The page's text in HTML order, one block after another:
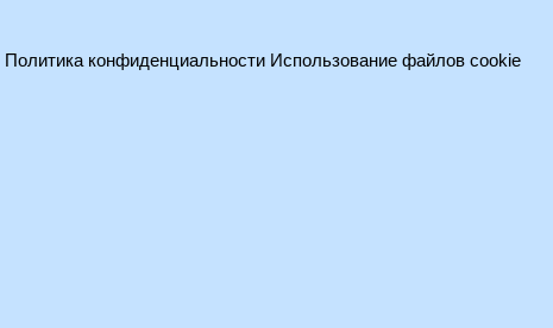
Политика конфиденциальности Использование файлов cookie